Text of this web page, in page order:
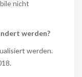
nicht
werden?
werden.